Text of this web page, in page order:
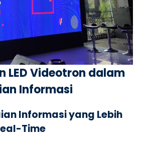
LED Videotron dalam
Informasi
Informasi yang Lebih
Time